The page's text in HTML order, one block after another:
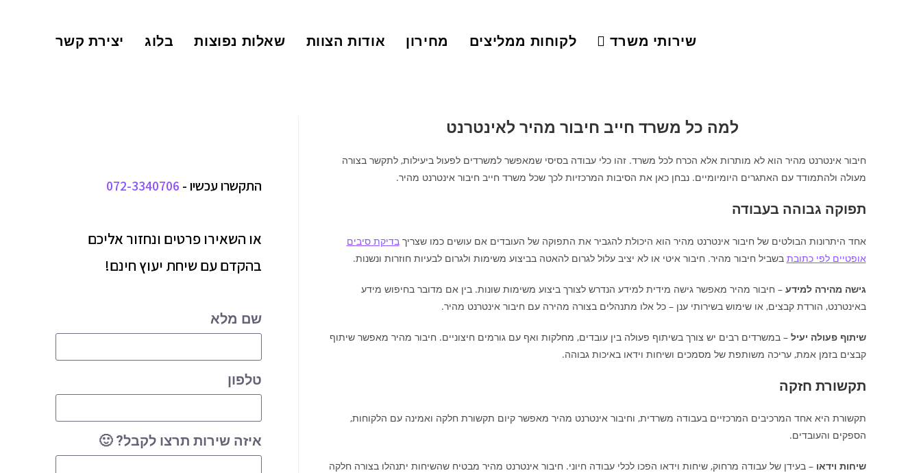
שירותי משרד לקוחות ממליצים מחירון אודות הצוות שאלות נפוצות בלוג יצירת קשר
למה כל משרד חייב חיבור מהיר לאינטרנט
חיבור אינטרנט מהיר הוא לא מותרות אלא הכרח לכל משרד. זהו כלי עבודה בסיסי שמאפשר למשרדים לפעול ביעילות, לתקשר בצורה
מעולה ולהתמודד עם האתגרים היומיומיים. נבחן כאן את הסיבות המרכזיות לכך שכל משרד חייב חיבור אינטרנט מהיר.
תפוקה גבוהה בעבודה
אחד היתרונות הבולטים של חיבור אינטרנט מהיר הוא היכולת להגביר את התפוקה של העובדים אם עושים כמו שצריךבדיקת סיבים
אופטיים לפי כתובת בשביל חיבור מהיר. חיבור איטי או לא יציב עלול לגרום להאטה בביצוע משימות ולגרום לבעיות חוזרות ונשנות.
גישה מהירה למידע – חיבור מהיר מאפשר גישה מידית למידע הנדרש לצורך ביצוע משימות שונות. בין אם מדובר בחיפוש מידע
באינטרנט, הורדת קבצים, או שימוש בשירותי ענן – כל אלו מתנהלים בצורה מהירה עם חיבור אינטרנט מהיר.
שיתוף פעולה יעיל – במשרדים רבים יש צורך בשיתוף פעולה בין עובדים, מחלקות ואף עם גורמים חיצוניים. חיבור מהיר מאפשר שיתוף
קבצים בזמן אמת, עריכה משותפת של מסמכים ושיחות וידאו באיכות גבוהה.
תקשורת חזקה
תקשורת היא אחד המרכיבים המרכזיים בעבודה משרדית, וחיבור אינטרנט מהיר מאפשר קיום תקשורת חלקה ואמינה עם הלקוחות,
הספקים והעובדים.
שיחות וידאו – בעידן של עבודה מרחוק, שיחות וידאו הפכו לכלי עבודה חיוני. חיבור אינטרנט מהיר מבטיח שהשיחות יתנהלו בצורה חלקה
התקשרו עכשיו - 072-3340706
או השאירו פרטים ונחזור אליכם
בהקדם עם שיחת יעוץ חינם!
שם מלא
טלפון
איזה שירות תרצו לקבל? 🙂